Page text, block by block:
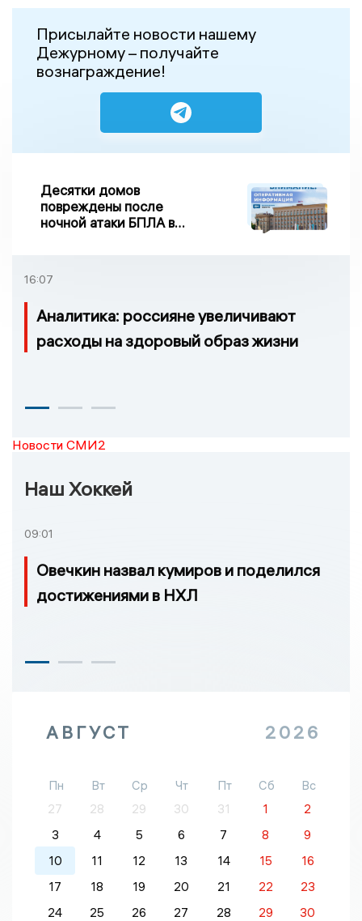
Присылайте новости нашему
Дежурному – получайте
вознаграждение!
Десятки домов
повреждены после
ночной атаки БПЛА в
16:07
Аналитика: россияне увеличивают
расходы на здоровый образ жизни
Новости СМИ2
Наш Хоккей
09:01
Овечкин назвал кумиров и поделился
достижениями в НХЛ
АВГУСТ 2026
Пн Вт Ср Чт Пт Сб
Вс
27
28 29 30 31 1
2
3
4 5 6 7 8
9
10
11 12 13 14 15
16
17
18 19 20 21 22
23
24
25 26 27 28 29
30